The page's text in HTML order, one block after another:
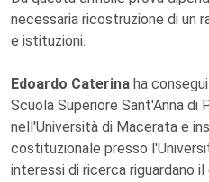
necessaria ricostruzione di un
e istituzioni.
Edoardo Caterina ha
Scuola Superiore Sant'Anna di
nell'Università di Macerata e
costituzionale presso
interessi di ricerca riguardano